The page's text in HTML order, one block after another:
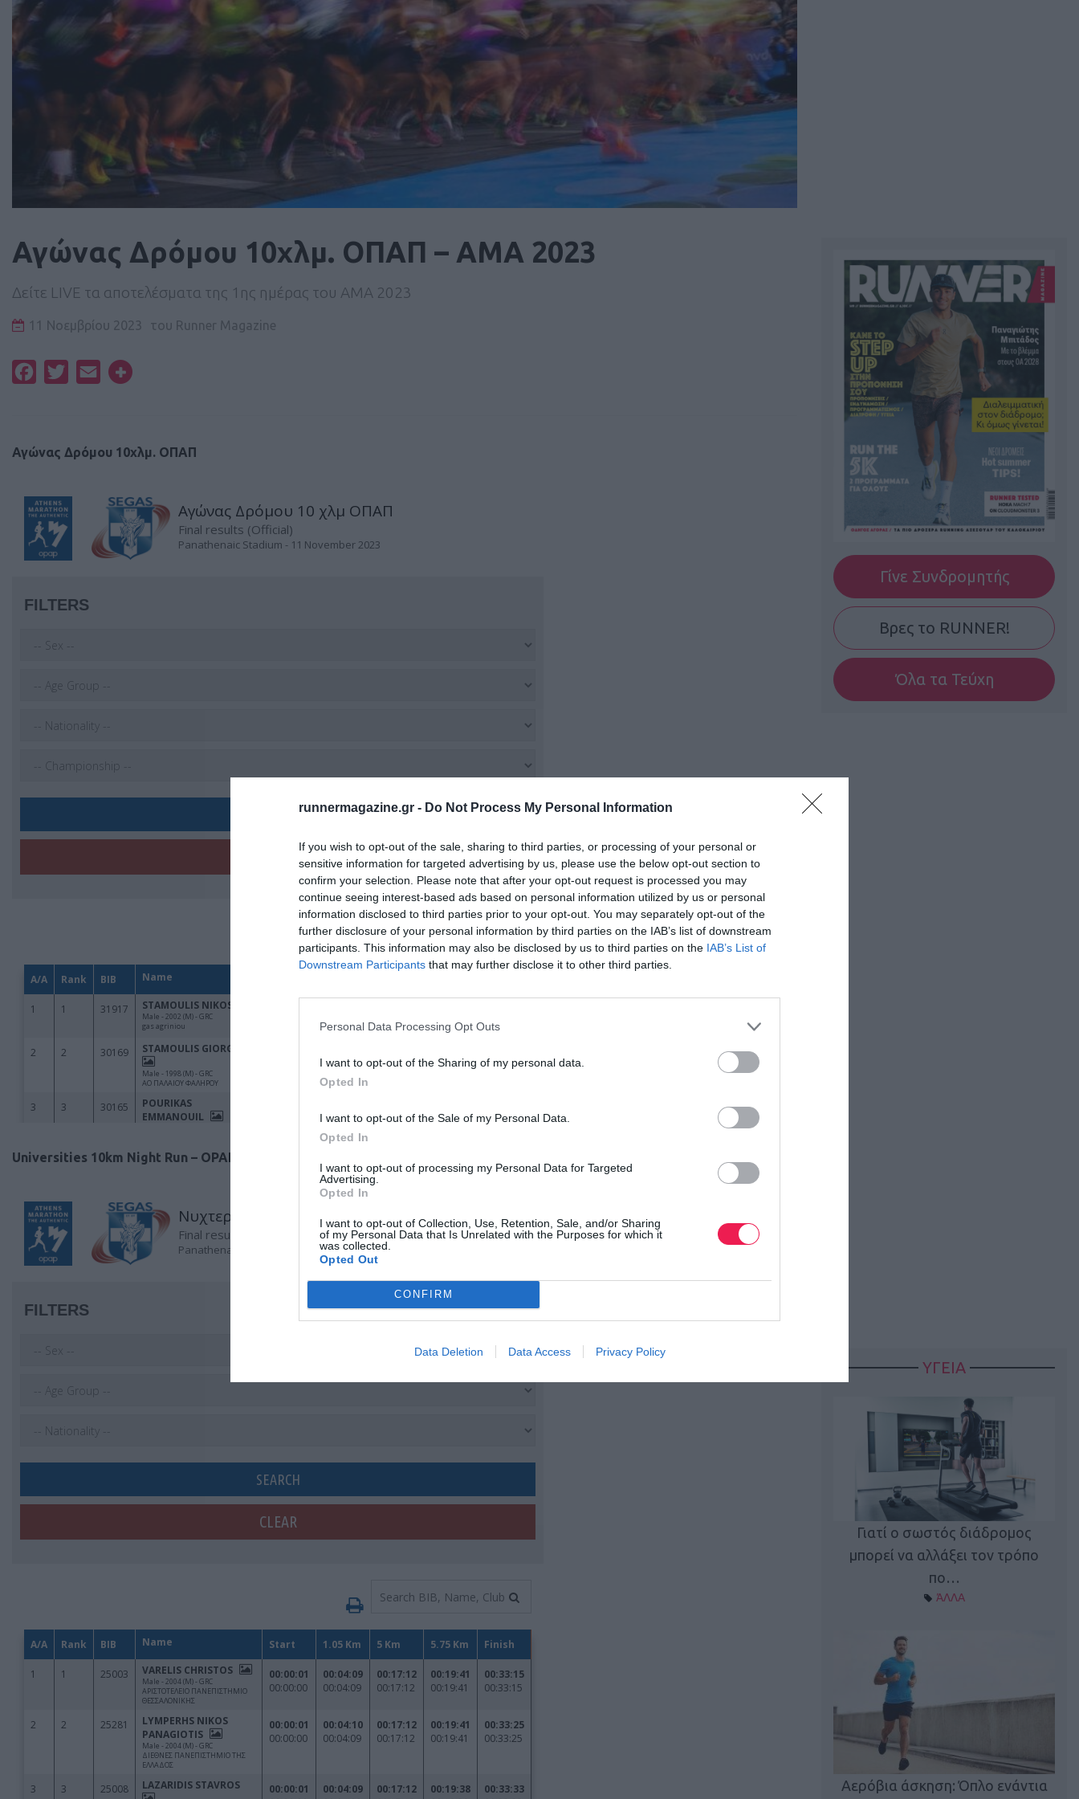
runnermagazine.gr - Do Not Process My Personal Information
If you wish to opt-out of the sale, sharing to third parties, or processing of your personal or
sensitive information for targeted advertising by us, please use the below opt-out section to
confirm your selection. Please note that after your opt-out request is processed you may
continue seeing interest-based ads based on personal information utilized by us or personal
information disclosed to third parties prior to your opt-out. You may separately opt-out of the
further disclosure of your personal information by third parties on the IAB’s list of downstream
participants. This information may also be disclosed by us to third parties on the IAB’s List of
Downstream Participants that may further disclose it to other third parties.
Personal Data Processing Opt Outs
I want to opt-out of the Sharing of my personal data.
Opted In
I want to opt-out of the Sale of my Personal Data.
Opted In
I want to opt-out of processing my Personal Data for Targeted
Advertising.
Opted In
I want to opt-out of Collection, Use, Retention, Sale, and/or Sharing
of my Personal Data that Is Unrelated with the Purposes for which it
was collected.
Opted Out
CONFIRM
Data Deletion Data Access Privacy Policy
Αγώνας Δρόμου 10χλμ. ΟΠΑΠ – ΑΜΑ 2023
Δείτε LIVE τα αποτελέσματα της 1ης ημέρας του ΑΜΑ 2023
11 Νοεμβρίου 2023 του Runner Magazine
FacebookTwitterEmail
Αγώνας Δρόμου 10χλμ. ΟΠΑΠ
Universities 10km Night Run – OPAP
Γίνε Συνδρομητής
Βρες το RUNNER!
Όλα τα Τεύχη
ΥΓΕΙΑ
Γιατί ο σωστός διάδρομος
μπορεί να αλλάξει τον τρόπο
πο…
ΆΛΛΑ
Αερόβια άσκηση: Όπλο ενάντια